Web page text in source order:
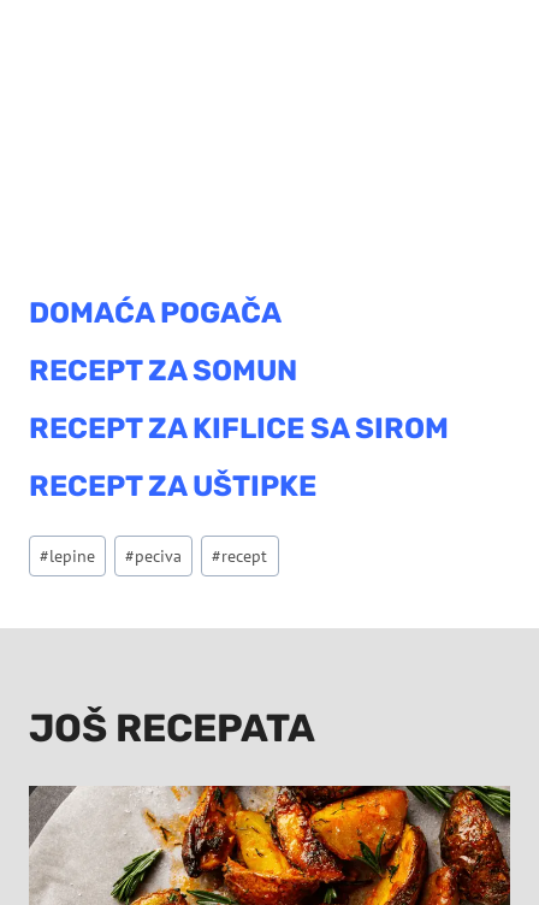
DOMAĆA POGAČA
RECEPT ZA SOMUN
RECEPT ZA KIFLICE SA SIROM
RECEPT ZA UŠTIPKE
Post
Tags:
#lepine #peciva #recept
JOŠ RECEPATA